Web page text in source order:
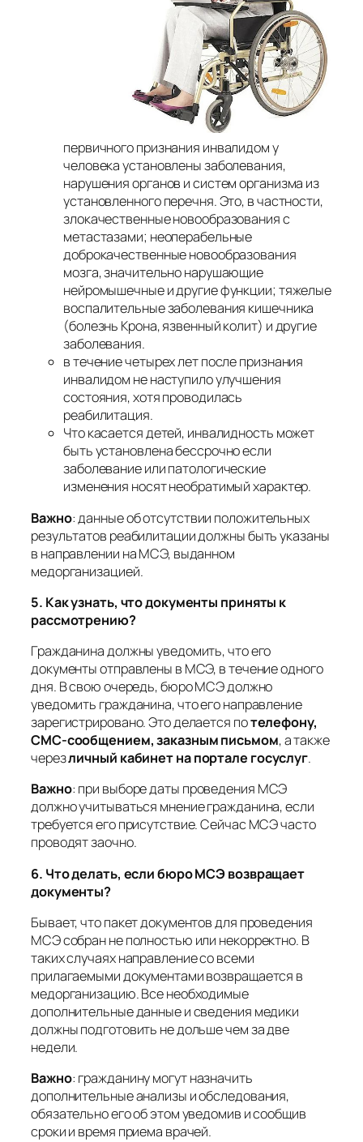
первичного признания инвалидом у
человека установлены заболевания,
нарушения органов и систем организма из
установленного перечня. Это, в частности,
злокачественные новообразования с
метастазами; неоперабельные
доброкачественные новообразования
мозга, значительно нарушающие
нейромышечные и другие функции; тяжелые
воспалительные заболевания кишечника
(болезнь Крона, язвенный колит) и другие
заболевания.
в течение четырех лет после признания
инвалидом не наступило улучшения
состояния, хотя проводилась
реабилитация.
Что касается детей, инвалидность может
быть установлена бессрочно если
заболевание или патологические
изменения носят необратимый характер.
Важно:данные об отсутствии положительных
результатов реабилитации должны быть указаны
в направлении на МСЭ, выданном
медорганизацией.
5. Как узнать, что документы приняты к
рассмотрению?
Гражданина должны уведомить, что его
документы отправлены в МСЭ, в течение одного
дня. В свою очередь, бюро МСЭ должно
уведомить гражданина, что его направление
зарегистрировано. Это делается потелефону,
СМС-сообщением, заказным письмом, а также
черезличный кабинет на портале госуслуг.
Важно: при выборе даты проведения МСЭ
должно учитываться мнение гражданина, если
требуется его присутствие. Сейчас МСЭ часто
проводят заочно.
6. Что делать, если бюро МСЭ возвращает
документы?
Бывает, что пакет документов для проведения
МСЭ собран не полностью или некорректно. В
таких случаях направление со всеми
прилагаемыми документами возвращается в
медорганизацию. Все необходимые
дополнительные данные и сведения медики
должны подготовить не дольше чем за две
недели.
Важно: гражданину могут назначить
дополнительные анализы и обследования,
обязательно его об этом уведомив и сообщив
сроки и время приема врачей.